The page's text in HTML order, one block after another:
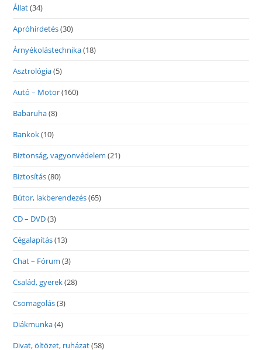
Állat(34)
Apróhirdetés(30)
Árnyékolástechnika(18)
Asztrológia(5)
Autó – Motor(160)
Babaruha(8)
Bankok(10)
Biztonság, vagyonvédelem (21)
Biztosítás(80)
Bútor, lakberendezés(65)
CD – DVD(3)
Cégalapítás(13)
Chat – Fórum (3)
Család, gyerek(28)
Csomagolás(3)
Diákmunka(4)
Divat, öltözet, ruházat(58)